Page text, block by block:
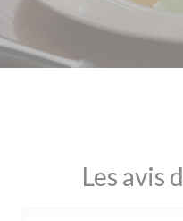
Les avis